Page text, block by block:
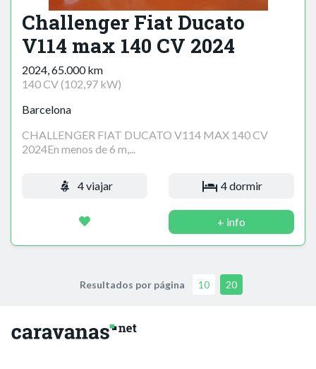
Challenger Fiat Ducato
V114 max 140 CV 2024
2024, 65.000 km
140 CV (102,97 kW)
Barcelona
CHALLENGER FIAT DUCATO V114 MAX 140 CV
2024En menos de 6 m,...
4 viajar 4 dormir
+ info
Resultados por página 10 20